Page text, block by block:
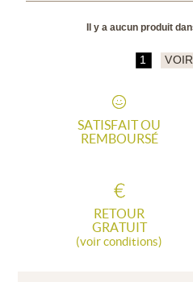
Il y a aucun produit
1
SATISFAIT OU
REMBOURSÉ
RETOUR
GRATUIT
(voir conditions)